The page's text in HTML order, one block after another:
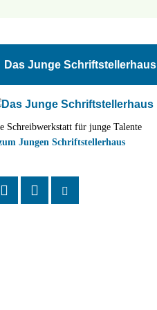
Das Junge Schriftstellerhaus
Schreibwerkstatt für junge Talente
Jungen Schriftstellerhaus